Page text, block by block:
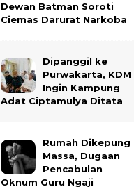
Dewan Batman Soroti
Ciemas Darurat Narkoba
Dipanggil ke
Purwakarta, KDM
Ingin Kampung
Adat Ciptamulya Ditata
Rumah Dikepung
Massa, Dugaan
Pencabulan
Oknum Guru Ngaji